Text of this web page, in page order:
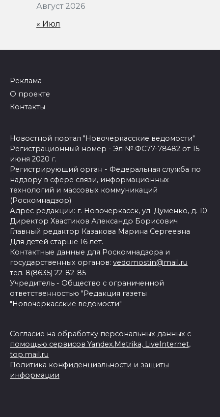
Август 2026
« Июл
Реклама
О проекте
Контакты
Новостной портал "Новочеркасские ведомости"
Регистрационный номер - Эл № ФС77-78482 от 15
июня 2020 г.
Регистрирующий орган - Федеральная служба по
надзору в сфере связи, информационных
технологий и массовых коммуникаций
(Роскомнадзор)
Адрес редакции: г. Новочеркасск, ул. Думенко, д. 10
Директор Хвастиков Александр Борисович
Главный редактор Казакова Марина Сергеевна
Для детей старше 16 лет.
Контактные данные для Роскомнадзора и
государственных органов: vedomostin@mail.ru
тел. 8(8635) 22-82-85
Учредитель - Общество с ограниченной
ответственностью "Редакция газеты
"Новочеркасские ведомости"
Согласие на обработку персональных данных с
помощью сервисов Yandex.Metrika, LiveInternet,
top.mail.ru
Политика конфиденциальности и защиты
информации